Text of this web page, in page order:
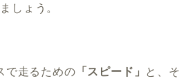
しょう。
で走るための 「スピード」 と、そ